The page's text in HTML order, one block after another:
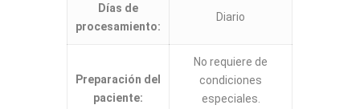
Días de
procesamiento:
Diario
Preparación del
paciente:
No requiere de
condiciones
especiales.